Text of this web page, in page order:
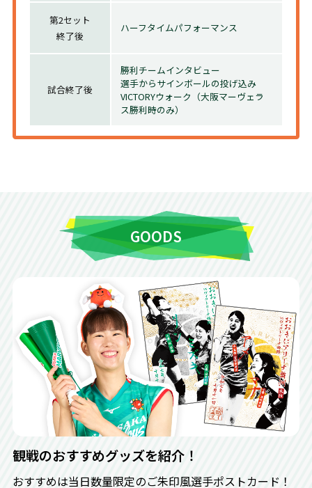
バズーカ砲プレゼント企画
POM選手によるマーヴェりんぬいぐる
みの投げ込み
第2セット
終了後
ハーフタイムパフォーマンス
試合終了後
勝利チームインタビュー
選手からサインボールの投げ込み
VICTORYウォーク（大阪マーヴェラ
ス勝利時のみ）
GOODS
観戦のおすすめグッズを紹介！
おすすめは当日数量限定のご朱印風選手ポストカード！